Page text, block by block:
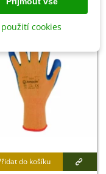
do košíku
cookies